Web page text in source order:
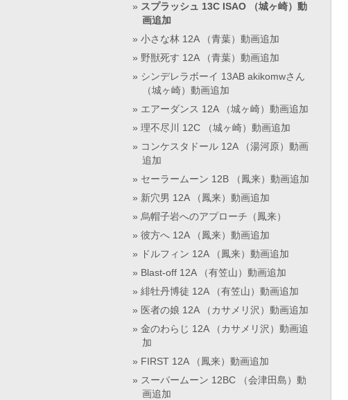
スプラッシュ 13C ISAO （城ヶ崎）動
画追加
小さな林 12A （青葉）動画追加
野獣死す 12A （青葉）動画追加
シンデレラボーイ 13AB akikomwさん
（城ヶ崎）動画追加
エアーダンス 12A （城ヶ崎）動画追加
理不尽川 12C （城ヶ崎）動画追加
コンケスタドール 12A （湯河原）動画
追加
セーラームーン 12B （鳳来）動画追加
新穴男 12A （鳳来）動画追加
烏帽子岩へのアプローチ（鳳来）
彼方へ 12A （鳳来）動画追加
ドルフィン 12A （鳳来）動画追加
Blast-off 12A （有笠山）動画追加
緋牡丹博徒 12A （有笠山）動画追加
医者の娘 12A （カサメリ沢）動画追加
金のわらじ 12A （カサメリ沢）動画追
加
FIRST 12A （鳳来）動画追加
スーパームーン 12BC （会津田島）動
画追加